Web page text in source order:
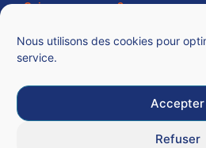
Nous utilisons des cookies pour
service.
Accepter
Refuser
Qui sommes-nous ?